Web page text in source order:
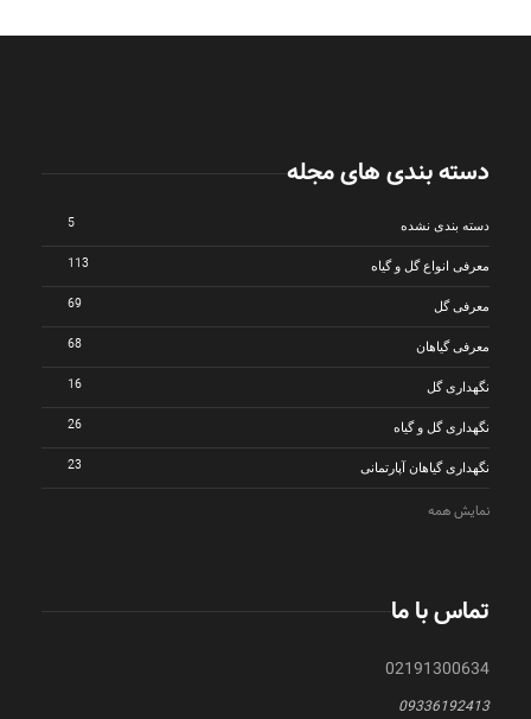
دسته بندی های مجله
دسته بندی نشده 5
معرفی انواع گل و گیاه 113
معرفی گل 69
معرفی گیاهان 68
نگهداری گل 16
نگهداری گل و گیاه 26
نگهداری گیاهان آپارتمانی 23
نمایش همه
تماس با ما
02191300634
09336192413